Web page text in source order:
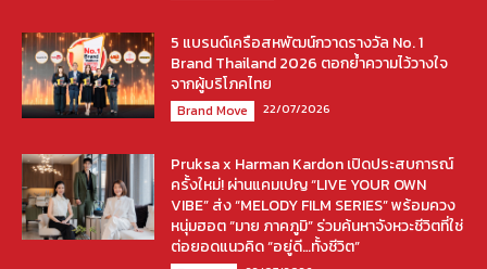
5 แบรนด์เครือสหพัฒน์กวาดรางวัล No. 1
Brand Thailand 2026 ตอกย้ำความไว้วางใจ
จากผู้บริโภคไทย
Brand Move 22/07/2026
Pruksa x Harman Kardon เปิดประสบการณ์
ครั้งใหม่! ผ่านแคมเปญ “LIVE YOUR OWN
VIBE” ส่ง “MELODY FILM SERIES” พร้อมควง
หนุ่มฮอต “มาย ภาคภูมิ” ร่วมค้นหาจังหวะชีวิตที่ใช่
ต่อยอดแนวคิด “อยู่ดี…ทั้งชีวิต”